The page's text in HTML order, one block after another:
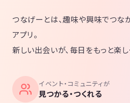
つなげーとは、趣味や興味でつな
アプリ。
新しい出会いが、毎日をもっと楽し
イベント・コミュニティが
見つかる・つくれる